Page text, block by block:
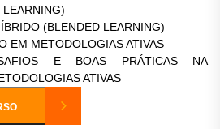
(BLENDED LEARNING)
EM METODOLOGIAS ATIVAS
E BOAS PRÁTICAS NA
ATIVAS